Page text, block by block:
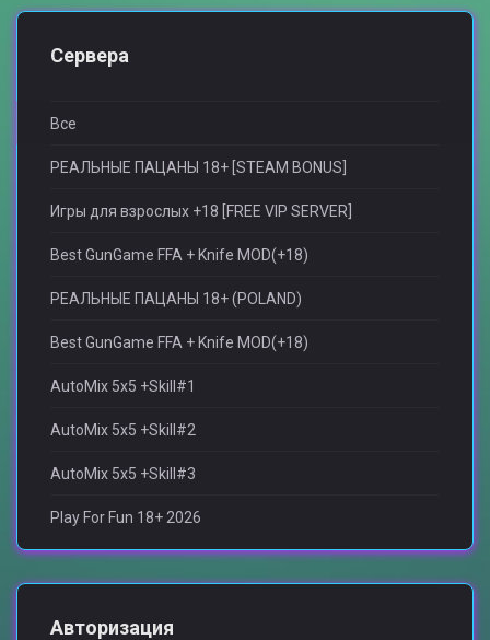
Сервера
Все
РЕАЛЬНЫЕ ПАЦАНЫ 18+ [STEAM BONUS]
Игры для взрослыx +18 [FREE VIP SERVER]
Best GunGame FFA + Knife MOD(+18)
РЕАЛЬНЫЕ ПАЦАНЫ 18+ (POLAND)
Best GunGame FFA + Knife MOD(+18)
AutoMix 5x5 +Skill#1
AutoMix 5x5 +Skill#2
AutoMix 5x5 +Skill#3
Play For Fun 18+ 2026
Авторизация